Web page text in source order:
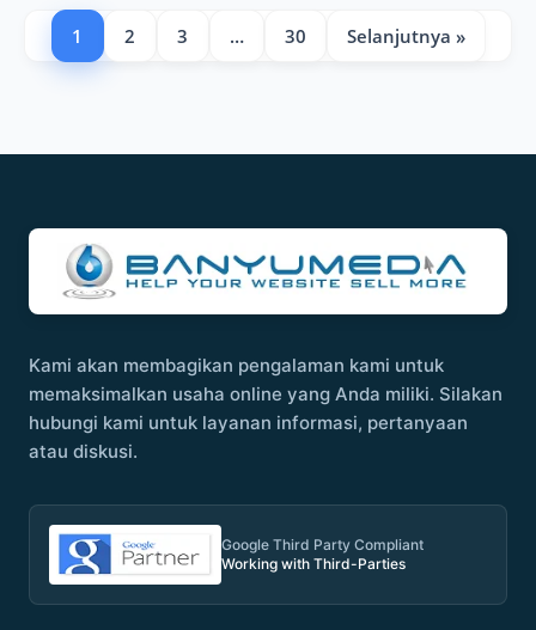
1 2 3 … 30 Selanjutnya »
Kami akan membagikan pengalaman kami untuk
memaksimalkan usaha online yang Anda miliki. Silakan
hubungi kami untuk layanan informasi, pertanyaan
atau diskusi.
Google Third Party Compliant
Working with Third-Parties